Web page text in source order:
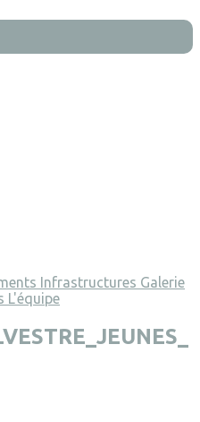
Infrastructures Galerie
L'équipe